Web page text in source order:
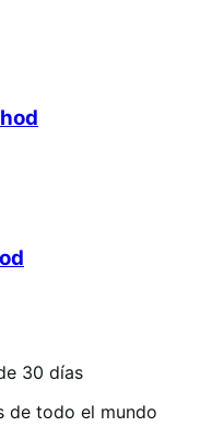
30 días
de todo el mundo